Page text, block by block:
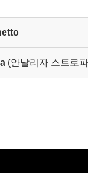
(안날리자 스트로